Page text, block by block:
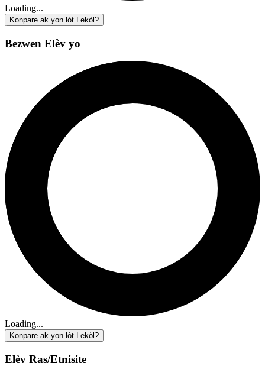
Loading...
Konpare ak yon lòt Lekòl?
Bezwen Elèv yo
Loading...
Konpare ak yon lòt Lekòl?
Elèv Ras/Etnisite